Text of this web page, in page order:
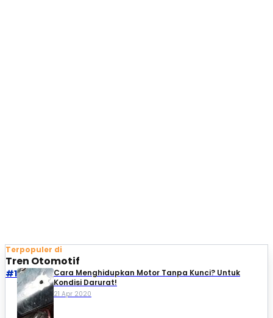
Terpopuler di
Tren Otomotif
#1
Cara Menghidupkan Motor Tanpa Kunci? Untuk
Kondisi Darurat!
21 Apr 2020